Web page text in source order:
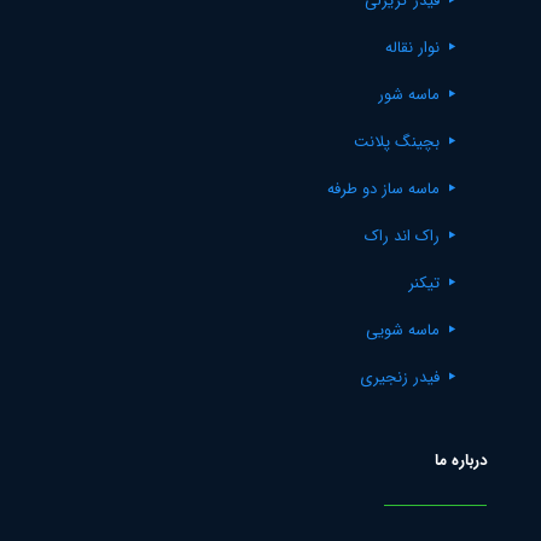
نوار نقاله
ماسه شور
بچینگ پلانت
ماسه ساز دو طرفه
راک اند راک
تیکنر
ماسه شویی
فیدر زنجیری
درباره ما